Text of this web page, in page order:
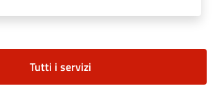
Tutti i servizi